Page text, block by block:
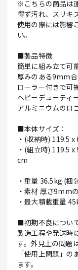
※こちらの商品は
得ず汚れ、スリキ
使用の際には影響
い。
■製品特徴
簡単に組み立て可
厚みのある9mm
ローラー付きで可
ヘビーデューティ
アルミニウムのロ
■本体サイズ：
・(収納時) 119.5
・(組立時) 119.5
cm
・重量 36.5kg (梱
・素材 厚さ9mm
・最大積載重量
■初期不良につい
製造工程や発送時
す。外見上の問題
「使用上問題」
ます。